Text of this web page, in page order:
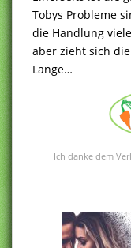
Tobys Probleme
die Handlung
aber zieht sich
Länge…
Ich danke dem